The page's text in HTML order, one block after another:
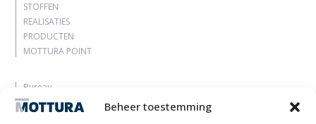
Beheer toestemming
STOFFEN
REALISATIES
PRODUCTEN
MOTTURA POINT
Bureau
Laat je inspireren
Contacten